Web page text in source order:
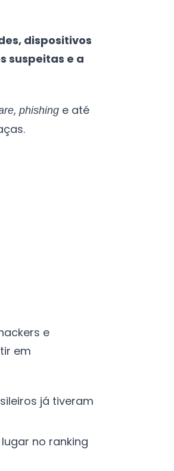
dispositivos
suspeitas e a
,phishing e até
e
em
já tiveram
no ranking